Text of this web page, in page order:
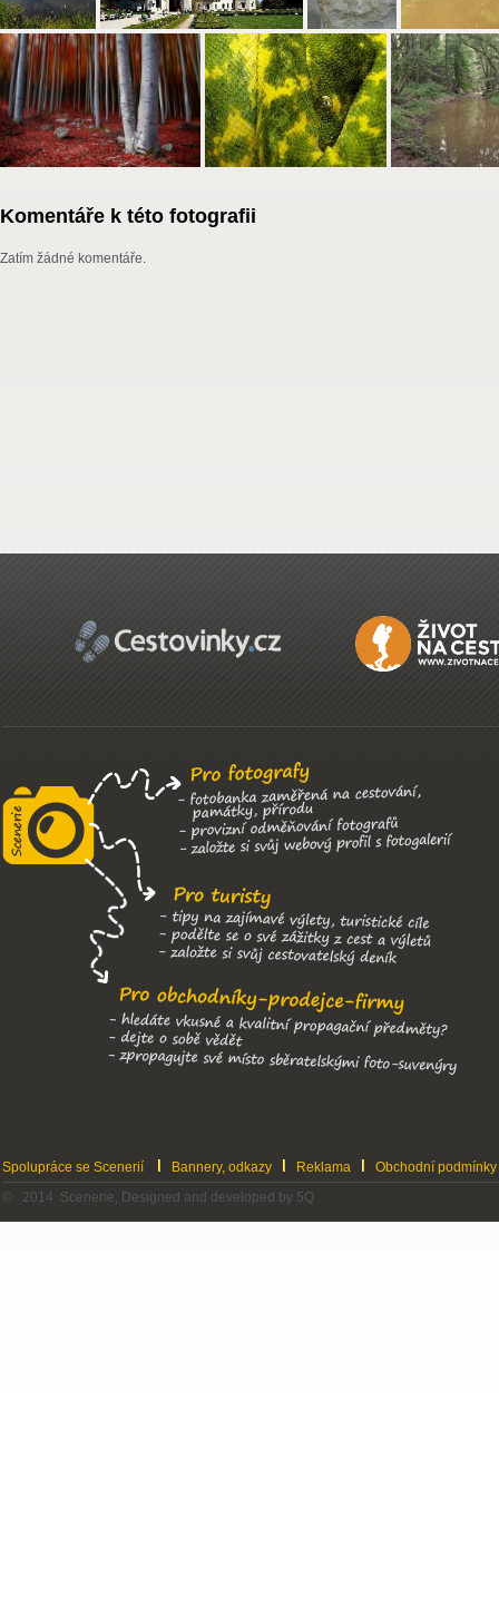
Komentáře k této fotografii
Zatím žádné komentáře.
Spolupráce se Scenerií Bannery, odkazy Reklama
Obchodní podmínky
© 2014 Scenerie, Designed and developed by 5Q